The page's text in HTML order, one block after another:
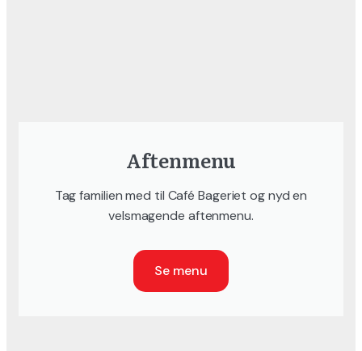
Aftenmenu
Tag familien med til Café Bageriet og nyd en
velsmagende aftenmenu.
Se menu